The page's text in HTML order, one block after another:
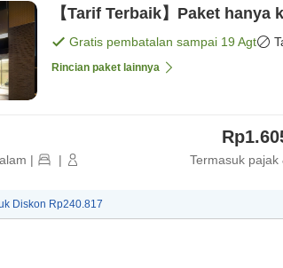
【Tarif Terbaik】Paket hanya
Gratis pembatalan sampai 19 Agt
Rincian paket lainnya
| | Termasuk pajak
Diskon Rp240.817